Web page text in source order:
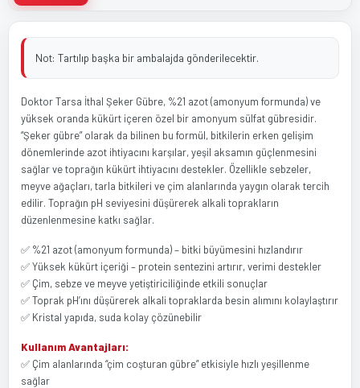
Not: Tartılıp başka bir ambalajda gönderilecektir.
Doktor Tarsa İthal Şeker Gübre, %21 azot (amonyum formunda) ve
yüksek oranda kükürt içeren özel bir amonyum sülfat gübresidir.
“Şeker gübre” olarak da bilinen bu formül, bitkilerin erken gelişim
dönemlerinde azot ihtiyacını karşılar, yeşil aksamın güçlenmesini
sağlar ve toprağın kükürt ihtiyacını destekler. Özellikle sebzeler,
meyve ağaçları, tarla bitkileri ve çim alanlarında yaygın olarak tercih
edilir. Toprağın pH seviyesini düşürerek alkali toprakların
düzenlenmesine katkı sağlar.
✅ %21 azot (amonyum formunda) – bitki büyümesini hızlandırır
✅ Yüksek kükürt içeriği – protein sentezini artırır, verimi destekler
✅ Çim, sebze ve meyve yetiştiriciliğinde etkili sonuçlar
✅ Toprak pH’ını düşürerek alkali topraklarda besin alımını kolaylaştırır
✅ Kristal yapıda, suda kolay çözünebilir
Kullanım Avantajları:
✅ Çim alanlarında “çim coşturan gübre” etkisiyle hızlı yeşillenme
sağlar